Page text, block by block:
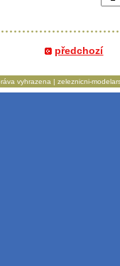
předchozí
vyhrazena | zeleznicni-